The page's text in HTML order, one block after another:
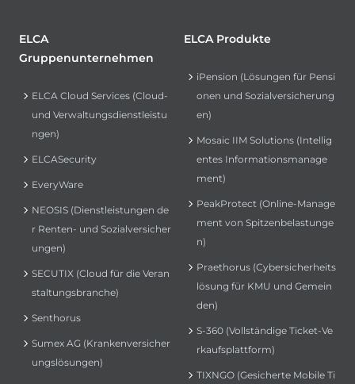
ELCA
Gruppenunternehmen
ELCA Cloud Services (Cloud-
und Verwaltungsdienstleistu
ngen)
ELCASecurity
EveryWare
NEOSIS (Dienstleistungen de
r Renten- und Sozialversicher
ungen)
SECUTIX (Cloud für die Veran
staltungsbranche)
Senthorus
Sumex AG (Krankenversicher
ungslösungen)
ELCA Produkte
iPension (Lösungen für Pensi
onen und Sozialversicherung
en)
Mosaic IIM Solutions (Intellig
entes Informationsmanage
ment)
PeakProtect (Online-Manage
ment von Spitzenbelastunge
n)
Praethorus (Cybersicherheits
lösung für KMU und Gemein
den)
S-360 (Vollständige Ticket-Ve
rkaufsplattform)
TIXNGO (Gesicherte Mobile Ti